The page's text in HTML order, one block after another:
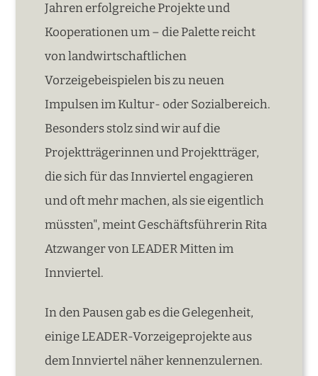
Jahren erfolgreiche Projekte und
Kooperationen um – die Palette reicht
von landwirtschaftlichen
Vorzeigebeispielen bis zu neuen
Impulsen im Kultur- oder Sozialbereich.
Besonders stolz sind wir auf die
Projektträgerinnen und Projektträger,
die sich für das Innviertel engagieren
und oft mehr machen, als sie eigentlich
müssten", meint Geschäftsführerin Rita
Atzwanger von LEADER Mitten im
Innviertel.
In den Pausen gab es die Gelegenheit,
einige LEADER-Vorzeigeprojekte aus
dem Innviertel näher kennenzulernen.